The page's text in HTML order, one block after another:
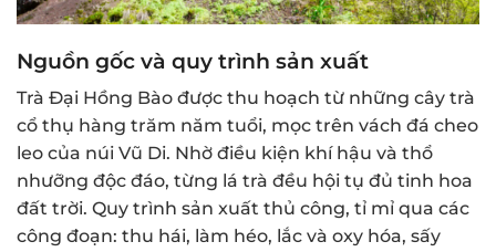
Nguồn gốc và quy trình sản xuất
Trà Đại Hồng Bào được thu hoạch từ những cây trà
cổ thụ hàng trăm năm tuổi, mọc trên vách đá cheo
leo của núi Vũ Di. Nhờ điều kiện khí hậu và thổ
nhưỡng độc đáo, từng lá trà đều hội tụ đủ tinh hoa
đất trời. Quy trình sản xuất thủ công, tỉ mỉ qua các
công đoạn: thu hái, làm héo, lắc và oxy hóa, sấy